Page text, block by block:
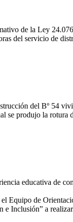
de la Ley
del servicio de
del Bº 54
produjo la
educativa de
Equipo de
Inclusión” a